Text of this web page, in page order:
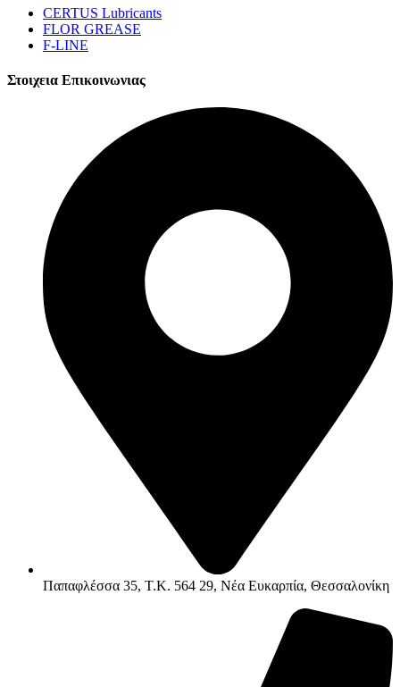
CERTUS Lubricants
FLOR GREASE
F-LINE
Στοιχεια Επικοινωνιας
Παπαφλέσσα 35, Τ.Κ. 564 29, Νέα Ευκαρπία, Θεσσαλονίκη